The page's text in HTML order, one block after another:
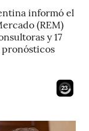
informó el
(REM)
y 17
21